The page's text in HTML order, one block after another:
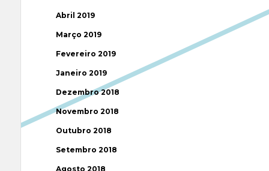
Abril 2019
Março 2019
Fevereiro 2019
Janeiro 2019
Dezembro 2018
Novembro 2018
Outubro 2018
Setembro 2018
Agosto 2018